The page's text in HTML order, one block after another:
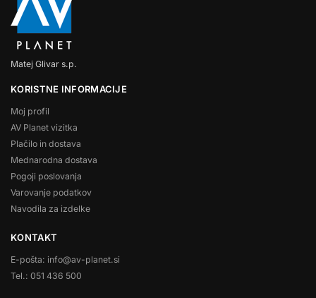
Matej Glivar s.p.
KORISTNE INFORMACIJE
Moj profil
AV Planet vizitka
Plačilo in dostava
Mednarodna dostava
Pogoji poslovanja
Varovanje podatkov
Navodila za izdelke
KONTAKT
E-pošta: info@av-planet.si
Tel.: 051 436 500